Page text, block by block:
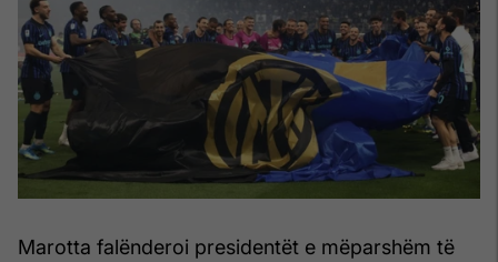
Marotta falënderoi presidentët e mëparshëm të